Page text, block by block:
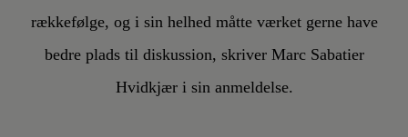
rækkefølge, og i sin helhed måtte værket gerne have
bedre plads til diskussion, skriver Marc Sabatier
Hvidkjær i sin anmeldelse.